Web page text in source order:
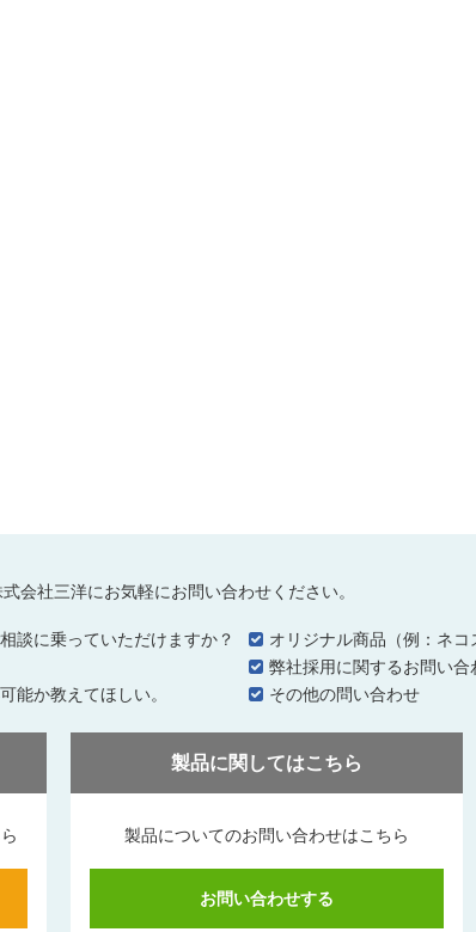
会社三洋にお気軽にお問い合わせください。
談に乗っていただけますか？
能か教えてほしい。
オリジナル商品（例：ネコ
弊社採用に関するお問い合
その他の問い合わせ
製品に関してはこちら
製品についてのお問い合わせはこちら
お問い合わせする